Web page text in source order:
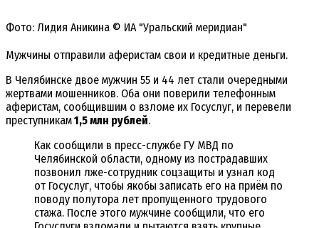
Фото: Лидия Аникина © ИА "Уральский меридиан"
Мужчины отправили аферистам свои и кредитные деньги.
В Челябинске двое мужчин 55 и 44 лет стали очередными
жертвами мошенников. Оба они поверили телефонным
аферистам, сообщившим о взломе их Госуслуг, и перевели
преступникам1,5 млн рублей.
Как сообщили в пресс-службе ГУ МВД по
Челябинской области, одному из пострадавших
позвонил лже-сотрудник соцзащиты и узнал код
от Госуслуг, чтобы якобы записать его на приём по
поводу полутора лет пропущенного трудового
стажа. После этого мужчине сообщили, что его